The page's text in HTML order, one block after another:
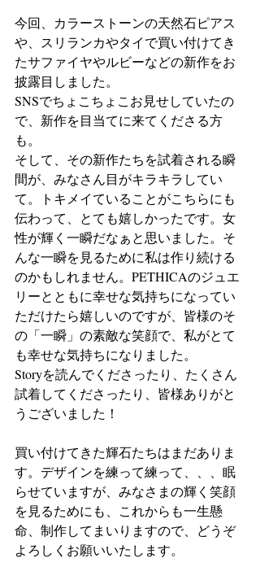
今回、カラーストーンの天然石ピアス
や、スリランカやタイで買い付けてき
たサファイヤやルビーなどの新作をお
披露目しました。
SNSでちょこちょこお見せしていたの
で、新作を目当てに来てくださる方
も。
そして、その新作たちを試着される瞬
間が、みなさん目がキラキラしてい
て。トキメイていることがこちらにも
伝わって、とても嬉しかったです。女
性が輝く一瞬だなぁと思いました。そ
んな一瞬を見るために私は作り続ける
のかもしれません。PETHICAのジュエ
リーとともに幸せな気持ちになってい
ただけたら嬉しいのですが、皆様のそ
の「一瞬」の素敵な笑顔で、私がとて
も幸せな気持ちになりました。
Storyを読んでくださったり、たくさん
試着してくださったり、皆様ありがと
うございました！
買い付けてきた輝石たちはまだありま
す。デザインを練って練って、、、眠
らせていますが、みなさまの輝く笑顔
を見るためにも、これからも一生懸
命、制作してまいりますので、どうぞ
よろしくお願いいたします。